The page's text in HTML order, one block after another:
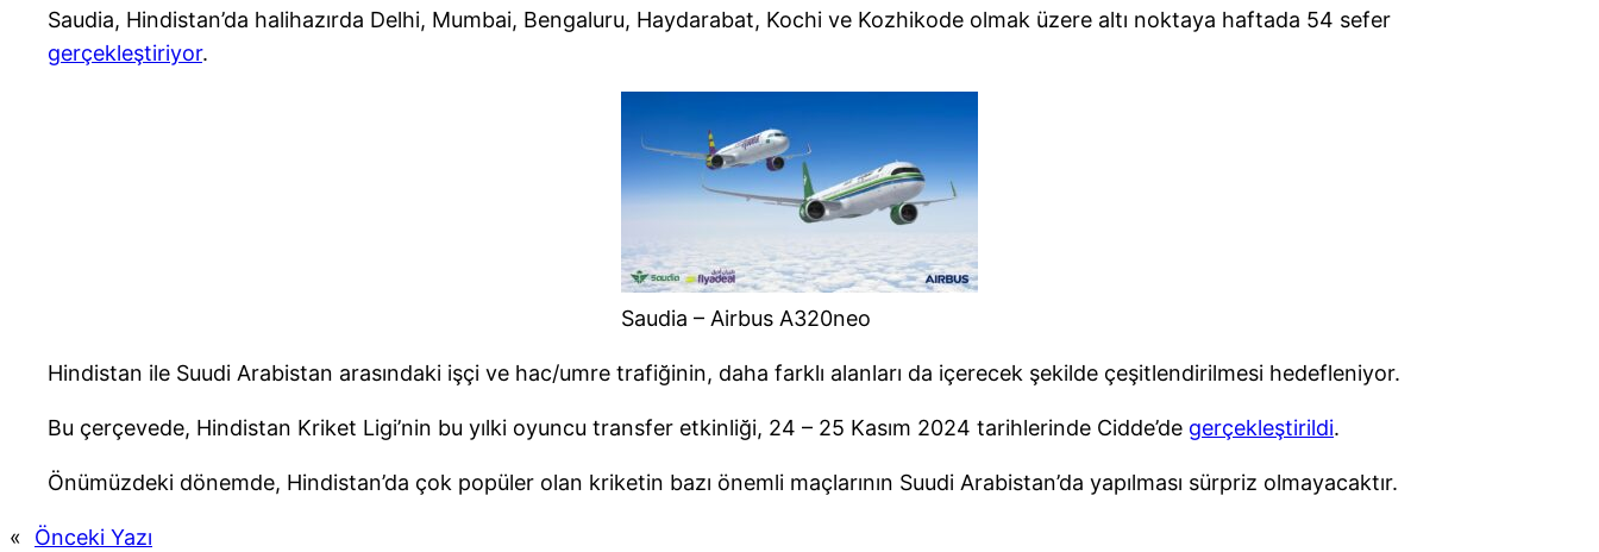
Saudia, Hindistan’da halihazırda Delhi, Mumbai, Bengaluru, Haydarabat, Kochi ve Kozhikode olmak üzere altı noktaya haftada 54 sefer
gerçekleştiriyor.
Saudia – Airbus A320neo
Hindistan ile Suudi Arabistan arasındaki işçi ve hac/umre trafiğinin, daha farklı alanları da içerecek şekilde çeşitlendirilmesi hedefleniyor.
Bu çerçevede, Hindistan Kriket Ligi’nin bu yılki oyuncu transfer etkinliği, 24 – 25 Kasım 2024 tarihlerinde Cidde’de gerçekleştirildi.
Önümüzdeki dönemde, Hindistan’da çok popüler olan kriketin bazı önemli maçlarının Suudi Arabistan’da yapılması sürpriz olmayacaktır.
«
Önceki Yazı